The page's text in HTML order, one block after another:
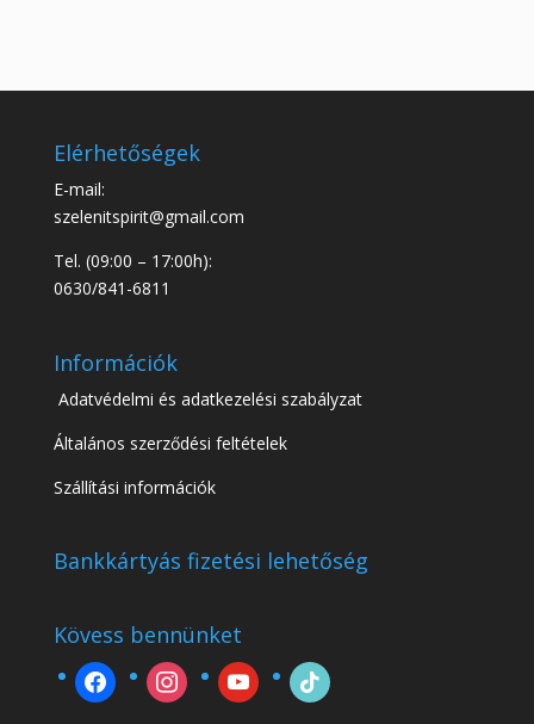
Elérhetőségek
E-mail:
szelenitspirit@gmail.com
Tel. (09:00 – 17:00h):
0630/841-6811
Információk
Adatvédelmi és adatkezelési szabályzat
Általános szerződési feltételek
Szállítási információk
Bankkártyás fizetési lehetőség
Kövess bennünket
facebook instagramyoutube tiktok